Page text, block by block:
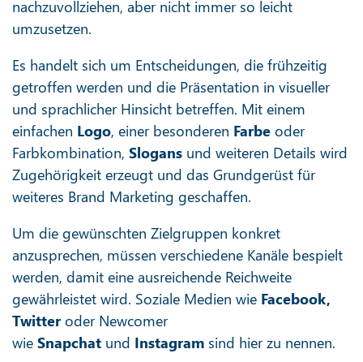
nachzuvollziehen, aber nicht immer so leicht
umzusetzen.
Es handelt sich um Entscheidungen, die frühzeitig
getroffen werden und die Präsentation in visueller
und sprachlicher Hinsicht betreffen. Mit einem
einfachen Logo, einer besonderen Farbe oder
Farbkombination,Slogans und weiteren Details wird
Zugehörigkeit erzeugt und das Grundgerüst für
weiteres Brand Marketing geschaffen.
Um die gewünschten Zielgruppen konkret
anzusprechen, müssen verschiedene Kanäle bespielt
werden, damit eine ausreichende Reichweite
gewährleistet wird. Soziale Medien wie Facebook,
Twitter oder Newcomer
wieSnapchat und Instagram sind hier zu nennen.